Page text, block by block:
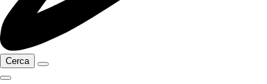
Cerca